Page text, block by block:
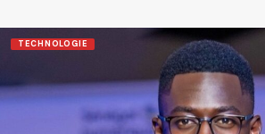
TECHNOLOGIE